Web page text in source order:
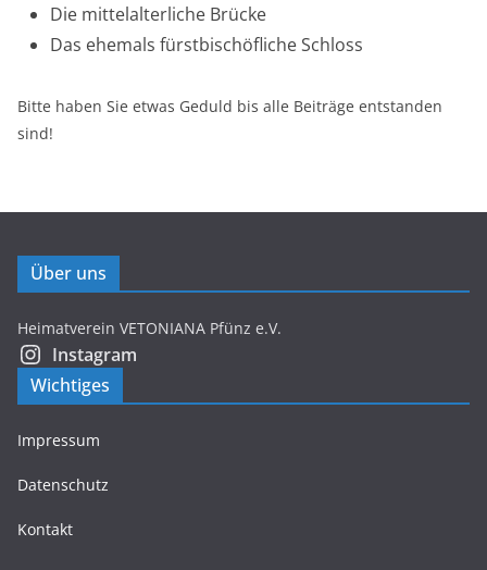
Die mittelalterliche Brücke
Das ehemals fürstbischöfliche Schloss
Bitte haben Sie etwas Geduld bis alle Beiträge entstanden
sind!
Über uns
Heimatverein VETONIANA Pfünz e.V.
Instagram
Wichtiges
Impressum
Datenschutz
Kontakt